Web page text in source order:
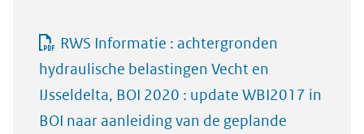
RWS Informatie : achtergronden
hydraulische belastingen Vecht en
IJsseldelta, BOI 2020 : update WBI2017 in
BOI naar aanleiding van de geplande